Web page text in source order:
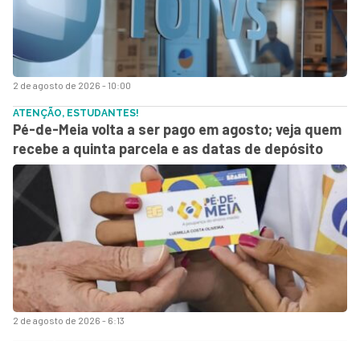
2 de agosto de 2026 - 10:00
2 de agosto de 2026 - 6:13
ATENÇÃO, ESTUDANTES!
Pé-de-Meia volta a ser pago em agosto; veja quem
recebe a quinta parcela e as datas de depósito